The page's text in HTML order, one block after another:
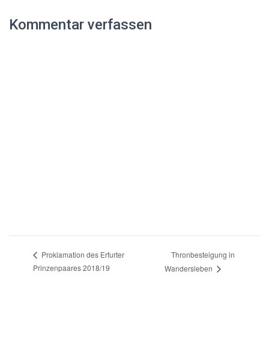
Kommentar verfassen
Proklamation des Erfurter
Prinzenpaares 2018/19
Thronbesteigung in
Wandersleben